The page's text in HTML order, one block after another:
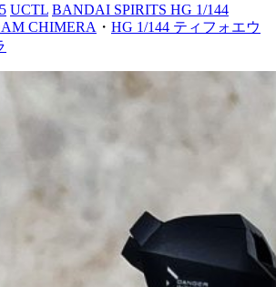
UCTL BANDAI SPIRITS HG 1/144
CHIMERA ・ HG 1/144 ティフォエウ